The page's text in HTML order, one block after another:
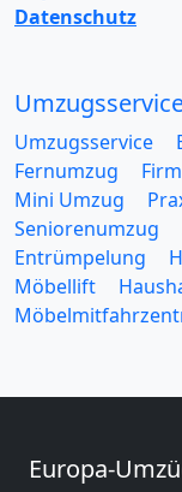
Datenschutz
Umzugsservice
Fernumzug
Mini Umzug
Seniorenumzug
Entrümpelung
Möbellift
Europa-